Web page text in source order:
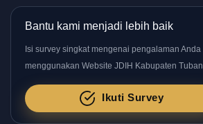
Bantu kami menjadi lebih baik
Isi survey singkat mengenai pengalaman Anda
menggunakan Website JDIH Kabupaten Tuban.
Ikuti Survey